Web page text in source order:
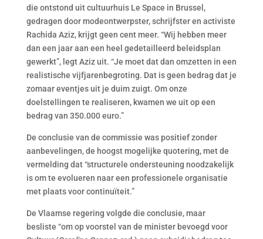
die ontstond uit cultuurhuis Le Space in Brussel,
gedragen door modeontwerpster, schrijfster en activiste
Rachida Aziz, krijgt geen cent meer. “Wij hebben meer
dan een jaar aan een heel gedetailleerd beleidsplan
gewerkt”, legt Aziz uit. “Je moet dat dan omzetten in een
realistische vijfjarenbegroting. Dat is geen bedrag dat je
zomaar eventjes uit je duim zuigt. Om onze
doelstellingen te realiseren, kwamen we uit op een
bedrag van 350.000 euro.”
De conclusie van de commissie was positief zonder
aanbevelingen, de hoogst mogelijke quotering, met de
vermelding dat “structurele ondersteuning noodzakelijk
is om te evolueren naar een professionele organisatie
met plaats voor continuïteit.”
De Vlaamse regering volgde die conclusie, maar
besliste “om op voorstel van de minister bevoegd voor